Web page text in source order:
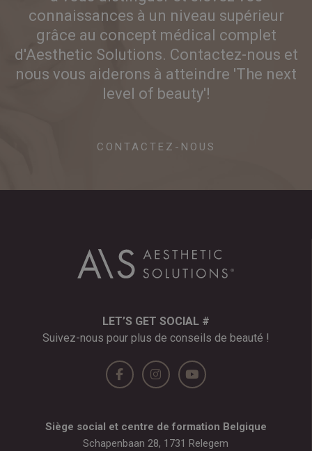
connaissances à un niveau supérieur
grâce au concept médical complet
d'Aesthetic Solutions. Contactez-nous et
nous vous aiderons à atteindre 'The next
level of beauty'!
CONTACTEZ-NOUS
LET’S GET SOCIAL #
Suivez-nous pour plus de conseils de beauté !
Siège social et centre de formation Belgique
Schapenbaan 28, 1731 Relegem